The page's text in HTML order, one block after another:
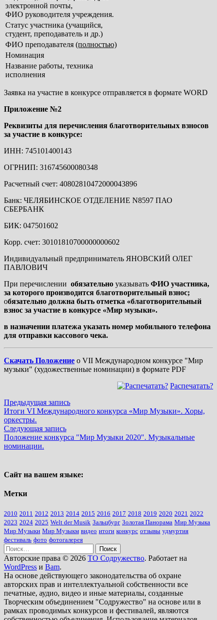
электронной почты,
ФИО руководителя учреждения.
Статус участника (учащийся,
студент, преподаватель и др.)
ФИО преподавателя (полностью)
Номинация
Название работы, техника
исполнения
Заявка на участие в конкурсе отправляется в формате WORD
Приложение №2
Реквизиты для перечисления благотворительных взносов
за участие в конкурсе:
ИНН: 745101400143
ОГРНИП: 316745600080348
Расчетный счет: 40802810472000043896
Банк: ЧЕЛЯБИНСКОЕ ОТДЕЛЕНИЕ N8597 ПАО
СБЕРБАНК
БИК: 047501602
Корр. счет: 30101810700000000602
Индивидуальный предприниматель ЯНОВСКИЙ ОЛЕГ
ПАВЛОВИЧ
При перечислении обязательно указывать ФИО участника,
за которого производится благотворительный взнос;
обязательно должна быть отметка «благотворительный
взнос за участие в конкурсе «Мир музыки».
в назначении платежа указать номер мобильного телефона
для отправки кассового чека.
Скачать Положение о VII Международном конкурсе "Мир
музыки" (художественные номинации) в формате PDF
Распечатать?
Навигация
по
записям
Предыдущая записьПредыдущая
запись:
Итоги VI Международного конкурса «Мир Музыки». Хоры,
оркестры.
Следующая записьСледующая
запись:
Положение конкурса "Мир Музыки 2020". Музыкальные
номинации.
Сайт на вашем языке:
Метки
2010 2011 2012 2013 2014 2015 2016 2017 2018 2019 2020 2021 2022
2023 2024 2025 Welt der Musik Зальцбург Золотая Панорама Мир Музыка
Мир Музыки Мир Музыкм видео итоги конкурс отзывы удмуртия
фестиваль фото фотогалерея
Найти:
Авторские права © 2026 ТО Содружество. Работает на
WordPress и Bam.
На основе действующего законодательства об охране
авторских прав и интеллектуальной собственности все
печатные, аудио, видео и иные материалы, созданные
Творческим объединением "Содружество" на основе или в
рамках проводимых конкурсов и фестивалей, являются